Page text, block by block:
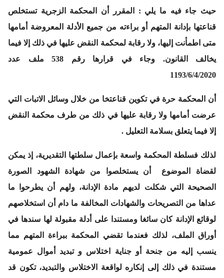
حيث جاء فيه ما يلي : المقرر أن المحكمة الزجرية تستخلص
قناعتها بإدانة المتهم أو براءته من جميع الأدلة المعروضة أمامها
متى اطمأنت إليها، ولا رقابة لمحكمة النقض عليها في ذلك إلا فيما
يخالف القانون. وجاء في قرارها رقم 538 ملف عدد
1193/6/4/2020
أن المحكمة حرة في تكوين قناعتخا من خلال وسائل الاتبات التي
عرضت أمامها ولا رقابة عليها في ذلك من طرف محكمة النقض
إلا فيما يتعلق بسلامة التعليل .
لذلك فسلطة المحكمة واسعة بإعمال سلطتها التقديرية، إذ يمكن
لقضاة الموضوع أن يستخلصوا من شهادة الشهود الصورة
الصحيحة التي شكلت لديهم مادة الإدانة، ولهم أن يطرحوا ما
عداها من التصريحات والشهادات المخالفة ما دام أن استخلاصهم
لوقائع الإدانة كان سائغا ومستندا على أدلة مقبولة لها سندها في
أوراق الملف، لذلك فعندما تقضي المحكمة ببراءة المتهم مما
ينسب إليه من جنحة أو جناية اختلاس و تبديد أموال عمومية
مستندة في ذلك إلى إنكاره لواقعة الاختلاس والتبديد، تكون قد